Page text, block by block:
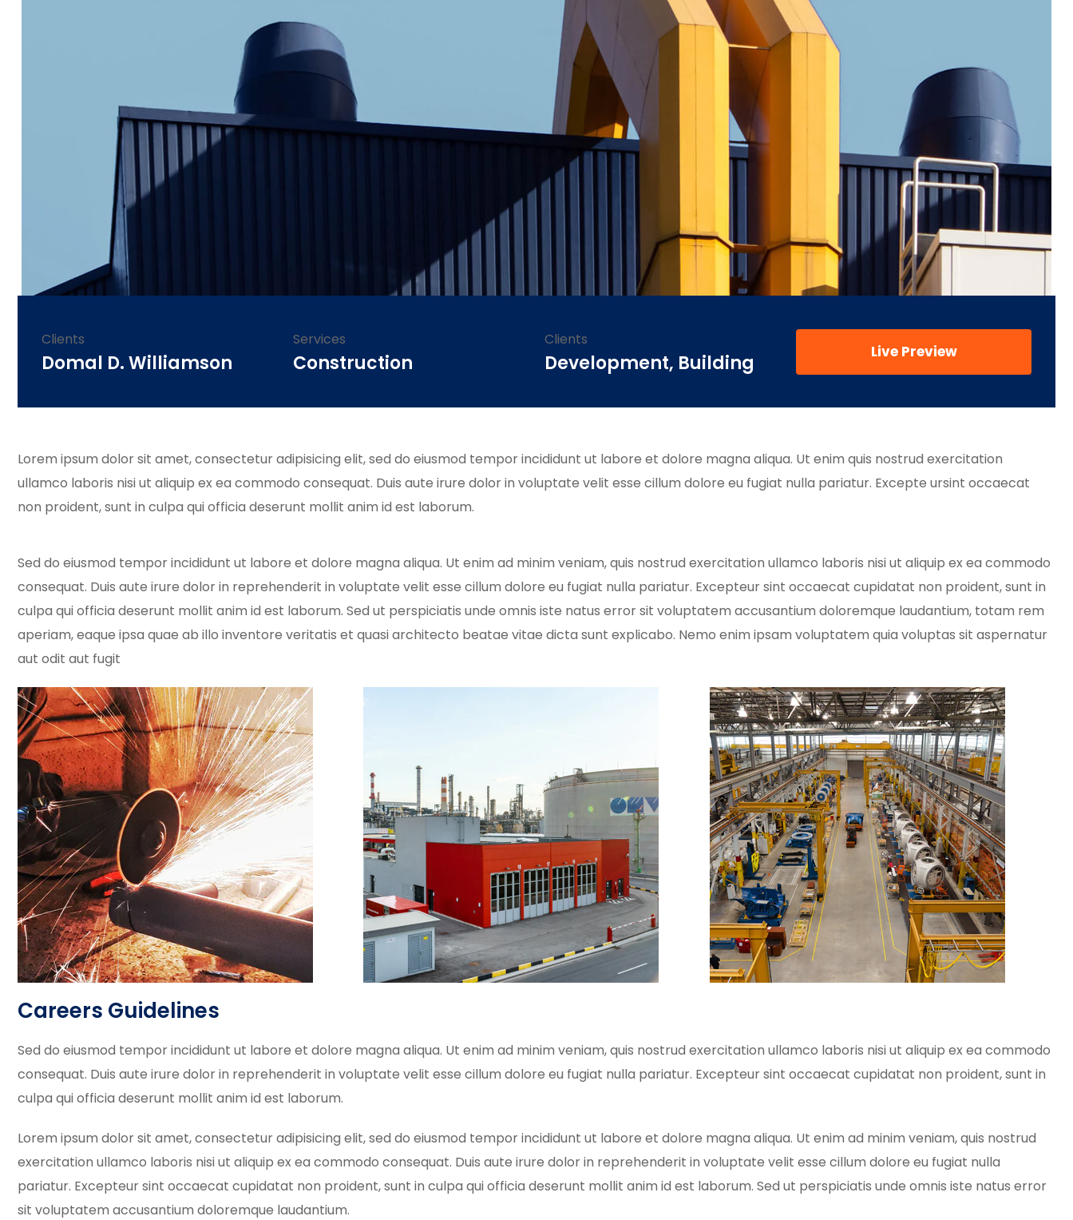
Clients
Domal D. Williamson
Services
Construction
Clients
Development, Building Live Preview
Lorem ipsum dolor sit amet, consectetur adipisicing elit, sed do eiusmod tempor incididunt ut labore et dolore magna aliqua. Ut enim quis nostrud exercitation
ullamco laboris nisi ut aliquip ex ea commodo consequat. Duis aute irure dolor in voluptate velit esse cillum dolore eu fugiat nulla pariatur. Excepte ursint occaecat
non proident, sunt in culpa qui officia deserunt mollit anim id est laborum.
Sed do eiusmod tempor incididunt ut labore et dolore magna aliqua. Ut enim ad minim veniam, quis nostrud exercitation ullamco laboris nisi ut aliquip ex ea commodo
consequat. Duis aute irure dolor in reprehenderit in voluptate velit esse cillum dolore eu fugiat nulla pariatur. Excepteur sint occaecat cupidatat non proident, sunt in
culpa qui officia deserunt mollit anim id est laborum. Sed ut perspiciatis unde omnis iste natus error sit voluptatem accusantium doloremque laudantium, totam rem
aperiam, eaque ipsa quae ab illo inventore veritatis et quasi architecto beatae vitae dicta sunt explicabo. Nemo enim ipsam voluptatem quia voluptas sit aspernatur
aut odit aut fugit
Careers Guidelines
Sed do eiusmod tempor incididunt ut labore et dolore magna aliqua. Ut enim ad minim veniam, quis nostrud exercitation ullamco laboris nisi ut aliquip ex ea commodo
consequat. Duis aute irure dolor in reprehenderit in voluptate velit esse cillum dolore eu fugiat nulla pariatur. Excepteur sint occaecat cupidatat non proident, sunt in
culpa qui officia deserunt mollit anim id est laborum.
Lorem ipsum dolor sit amet, consectetur adipisicing elit, sed do eiusmod tempor incididunt ut labore et dolore magna aliqua. Ut enim ad minim veniam, quis nostrud
exercitation ullamco laboris nisi ut aliquip ex ea commodo consequat. Duis aute irure dolor in reprehenderit in voluptate velit esse cillum dolore eu fugiat nulla
pariatur. Excepteur sint occaecat cupidatat non proident, sunt in culpa qui officia deserunt mollit anim id est laborum. Sed ut perspiciatis unde omnis iste natus error
sit voluptatem accusantium doloremque laudantium.